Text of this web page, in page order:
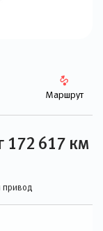
Маршрут
172 617 км
привод